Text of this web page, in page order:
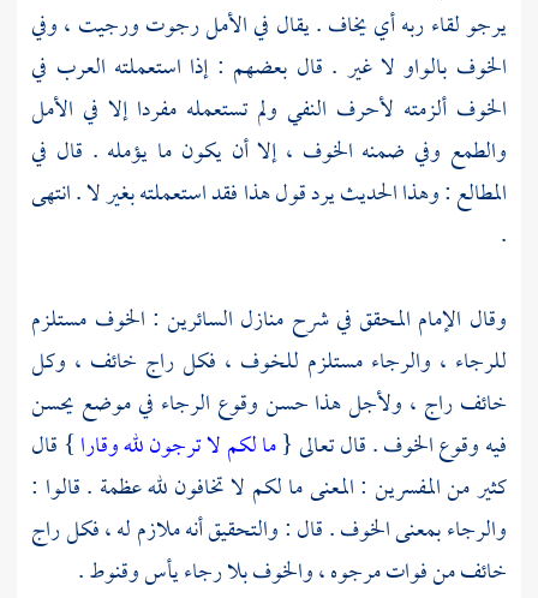
يرجو لقاء ربه أي يخاف . يقال في الأمل رجوت ورجيت ، وفي
الخوف بالواو لا غير . قال بعضهم : إذا استعملته العرب في
الخوف ألزمته لأحرف النفي ولم تستعمله مفردا إلا في الأمل
والطمع وفي ضمنه الخوف ، إلا أن يكون ما يؤمله . قال في
المطالع : وهذا الحديث يرد قول هذا فقد استعملته بغير لا . انتهى
.
وقال الإمام المحقق في شرح منازل السائرين : الخوف مستلزم
للرجاء ، والرجاء مستلزم للخوف ، فكل راج خائف ، وكل
خائف راج ، ولأجل هذا حسن وقوع الرجاء في موضع يحسن
فيه وقوع الخوف . قال تعالى {ما لكم لا ترجون لله وقارا} قال
كثير من المفسرين : المعنى ما لكم لا تخافون لله عظمة . قالوا :
والرجاء بمعنى الخوف . قال : والتحقيق أنه ملازم له ، فكل راج
خائف من فوات مرجوه ، والخوف بلا رجاء يأس وقنوط .